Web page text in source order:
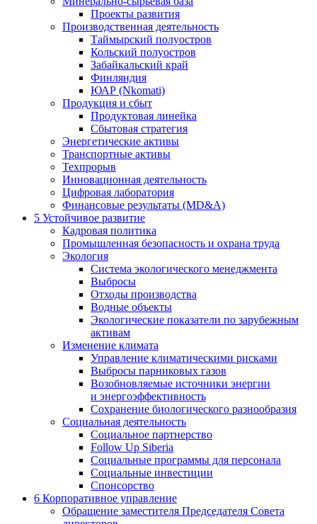
Проекты развития
Производственная деятельность
Таймырский полуостров
Кольский полуостров
Забайкальский край
Финляндия
ЮАР (Nkomati)
Продукция и сбыт
Продуктовая линейка
Сбытовая стратегия
Энергетические активы
Транспортные активы
Техпрорыв
Инновационная деятельность
Цифровая лаборатория
Финансовые результаты (MD&A)
5 Устойчивое развитие
Кадровая политика
Промышленная безопасность и охрана труда
Экология
Система экологического менеджмента
Выбросы
Отходы производства
Водные объекты
Экологические показатели по зарубежным
активам
Изменение климата
Управление климатическими рисками
Выбросы парниковых газов
Возобновляемые источники энергии
и энергоэффективность
Сохранение биологического разнообразия
Социальная деятельность
Социальное партнерство
Follow Up Siberia
Социальные программы для персонала
Социальные инвестиции
Спонсорство
6 Корпоративное управление
Обращение заместителя Председателя Совета